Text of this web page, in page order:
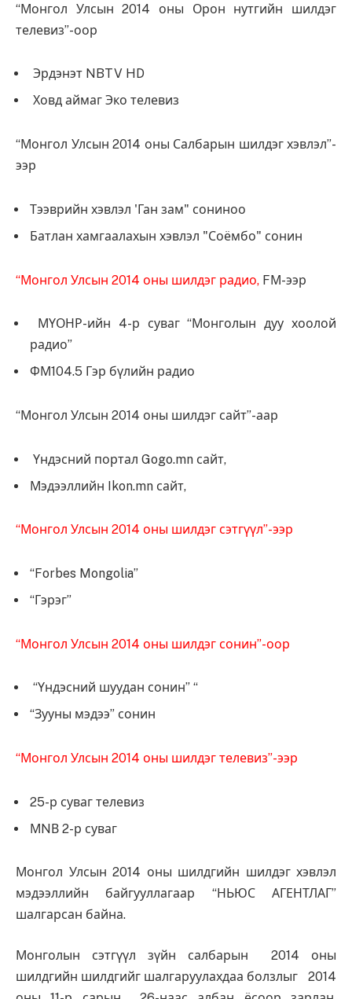
“Монгол Улсын 2014 оны Орон нутгийн шилдэг
телевиз”-оор
Эрдэнэт NBTV HD
Ховд аймаг Эко телевиз
“Монгол Улсын 2014 оны Салбарын шилдэг хэвлэл”-
ээр
Тээврийн хэвлэл 'Ган зам" сониноо
Батлан хамгаалахын хэвлэл "Соёмбо" сонин
“Монгол Улсын 2014 оны шилдэг радио, FМ-ээр
МҮОНР-ийн 4-р суваг “Монголын дуу хоолой
радио”
ФМ104.5 Гэр бүлийн радио
“Монгол Улсын 2014 оны шилдэг сайт”-аар
Үндэсний портал Gogo.mn сайт,
Мэдээллийн Ikon.mn сайт,
“Монгол Улсын 2014 оны шилдэг сэтгүүл”-ээр
“Forbes Mongolia”
“Гэрэг”
“Монгол Улсын 2014 оны шилдэг сонин”-оор
“Үндэсний шуудан сонин” “
“Зууны мэдээ” сонин
“Монгол Улсын 2014 оны шилдэг телевиз”-ээр
25-р суваг телевиз
МNВ 2-р суваг
Монгол Улсын 2014 оны шилдгийн шилдэг хэвлэл
мэдээллийн байгууллагаар “НЬЮС АГЕНТЛАГ”
шалгарсан байна.
Монголын сэтгүүл зүйн салбарын 2014 оны
шилдгийн шилдгийг шалгаруулахдаа болзлыг 2014